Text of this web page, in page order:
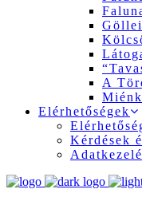
A
Elérhetőségek
Kérdések